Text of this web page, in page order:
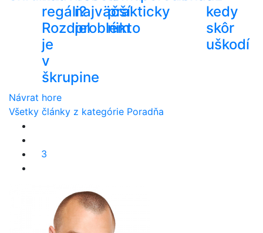
regáli?
Rozdiel
je
v
škrupine
najväčší
problém
prakticky
nikto
kedy
skôr
uškodí
Návrat hore
Všetky články z kategórie Poradňa
3